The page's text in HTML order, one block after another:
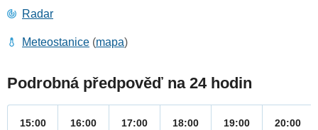
Radar
Meteostanice (mapa)
Podrobná předpověď na 24 hodin
15:00 16:00 17:00 18:00 19:00 20:00